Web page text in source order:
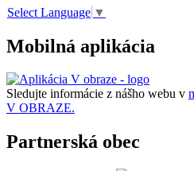
Select Language ▼
Mobilná aplikácia
Sledujte informácie z nášho webu v
V OBRAZE.
Partnerská obec